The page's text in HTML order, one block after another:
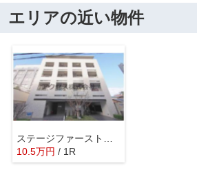
エリアの近い物件
ステージファースト上落合
10.5万円 / 1R